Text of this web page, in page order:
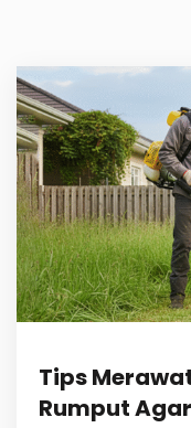
Tips
Rumput